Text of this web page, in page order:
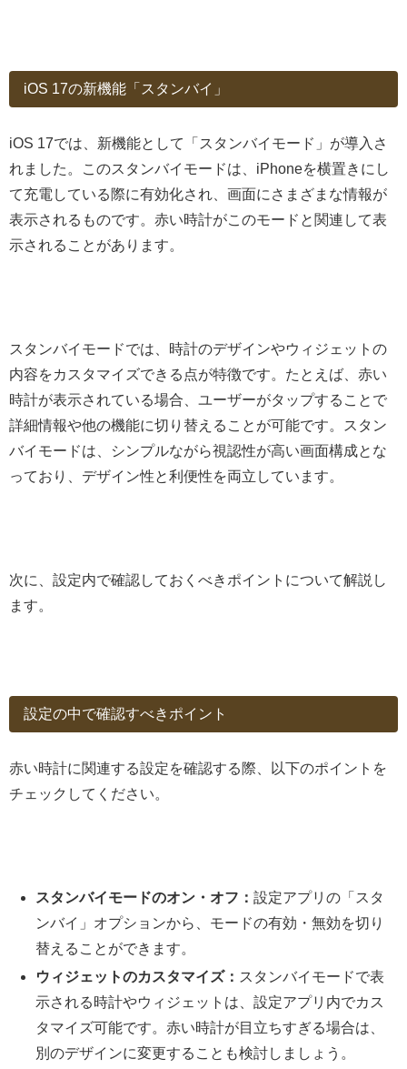
iOS 17の新機能「スタンバイ」
iOS 17では、新機能として「スタンバイモード」が導入さ
れました。このスタンバイモードは、iPhoneを横置きにし
て充電している際に有効化され、画面にさまざまな情報が
表示されるものです。赤い時計がこのモードと関連して表
示されることがあります。
スタンバイモードでは、時計のデザインやウィジェットの
内容をカスタマイズできる点が特徴です。たとえば、赤い
時計が表示されている場合、ユーザーがタップすることで
詳細情報や他の機能に切り替えることが可能です。スタン
バイモードは、シンプルながら視認性が高い画面構成とな
っており、デザイン性と利便性を両立しています。
次に、設定内で確認しておくべきポイントについて解説し
ます。
設定の中で確認すべきポイント
赤い時計に関連する設定を確認する際、以下のポイントを
チェックしてください。
スタンバイモードのオン・オフ：設定アプリの「スタ
ンバイ」オプションから、モードの有効・無効を切り
替えることができます。
ウィジェットのカスタマイズ： スタンバイモードで表
示される時計やウィジェットは、設定アプリ内でカス
タマイズ可能です。赤い時計が目立ちすぎる場合は、
別のデザインに変更することも検討しましょう。